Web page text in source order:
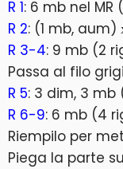
R 1: 6 mb nel MR
R 2: (1 mb, aum)
R 3-4: 9 mb (2
Passa al filo
R 5: 3 dim, 3 mb
R 6-9: 6 mb (4
Riempilo per
Piega la parte